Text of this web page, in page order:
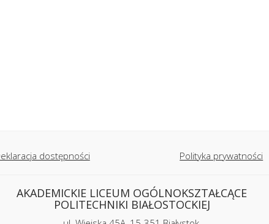
dostępności Polityka prywatności
AKADEMICKIE LICEUM OGÓLNOKSZTAŁCĄCE
POLITECHNIKI BIAŁOSTOCKIEJ